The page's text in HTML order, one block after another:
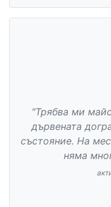
"Трябва ми
дървената
състояние. На
няма